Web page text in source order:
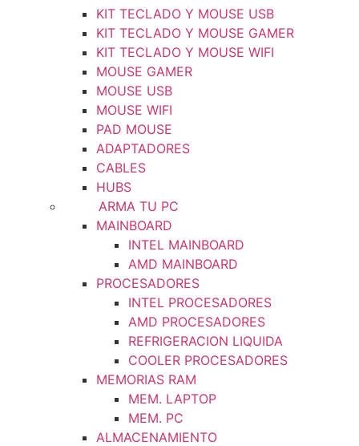
KIT TECLADO Y MOUSE USB
KIT TECLADO Y MOUSE GAMER
KIT TECLADO Y MOUSE WIFI
MOUSE GAMER
MOUSE USB
MOUSE WIFI
PAD MOUSE
ADAPTADORES
CABLES
HUBS
ARMA TU PC
MAINBOARD
INTEL MAINBOARD
AMD MAINBOARD
PROCESADORES
INTEL PROCESADORES
AMD PROCESADORES
REFRIGERACION LIQUIDA
COOLER PROCESADORES
MEMORIAS RAM
MEM. LAPTOP
MEM. PC
ALMACENAMIENTO